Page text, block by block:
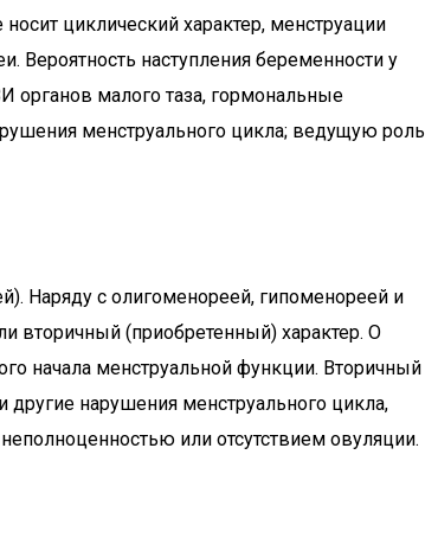
циклический характер, менструации
Вероятность наступления беременности у
органов малого таза, гормональные
менструального цикла; ведущую роль
Наряду с олигоменореей, гипоменореей и
вторичный (приобретенный) характер. О
начала менструальной функции. Вторичный
нарушения менструального цикла,
или отсутствием овуляции.